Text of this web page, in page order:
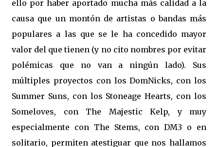
ello por haber aportado mucha más calidad a la
causa que un montón de artistas o bandas más
populares a las que se le ha concedido mayor
valor del que tienen (y no cito nombres por evitar
polémicas que no van a ningún lado). Sus
múltiples proyectos con los DomNicks, con los
Summer Suns, con los Stoneage Hearts, con los
Someloves, con The Majestic Kelp, y muy
especialmente con The Stems, con DM3 o en
solitario, permiten atestiguar que nos hallamos